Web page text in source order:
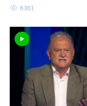
6361